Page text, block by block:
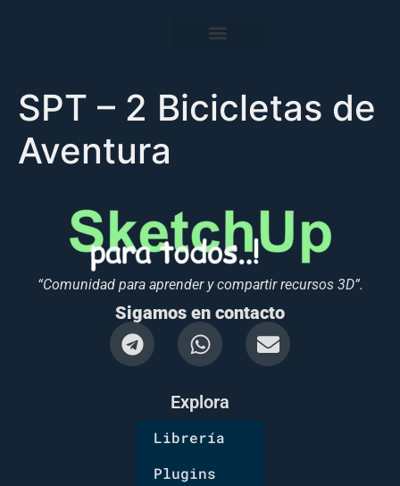
SPT – 2 Bicicletas de
Aventura
“Comunidad para aprender y compartir recursos 3D”.
Sigamos en contacto
Explora
Librería
Plugins